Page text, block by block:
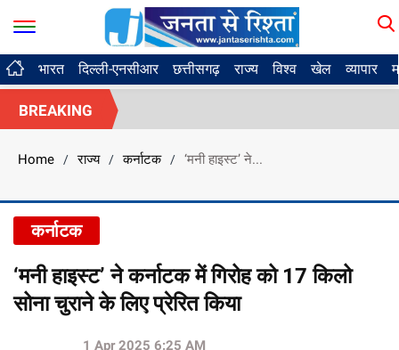
भारत दिल्ली-एनसीआर छत्तीसगढ़ राज्य विश्व खेल व्यापार
BREAKING
Home / राज्य / कर्नाटक / ‘मनी हाइस्ट’ ने...
कर्नाटक
‘मनी हाइस्ट’ ने कर्नाटक में गिरोह को 17 किलो
सोना चुराने के लिए प्रेरित किया
1 Apr 2025 6:25 AM